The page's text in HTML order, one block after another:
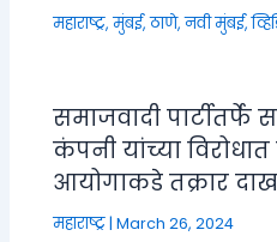
महाराष्ट्र,मुंबई, ठाणे, नवी मुंबई,
समाजवादी
कंपनी यांच्या
आयोगाकडे तक्रार
महाराष्ट्र|March 26, 2024